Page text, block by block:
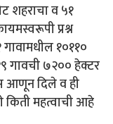
व ५१
प्रश्न
१०११०
गावची ७२०० हेक्टर
आणून दिले व ही
महत्वाची आहे